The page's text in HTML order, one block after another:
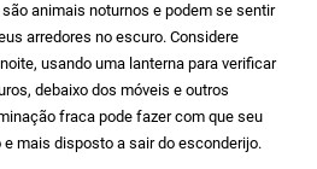
animais noturnos e podem se sentir
arredores no escuro. Considere
usando uma lanterna para verificar
debaixo dos móveis e outros
fraca pode fazer com que seu
mais disposto a sair do esconderijo.